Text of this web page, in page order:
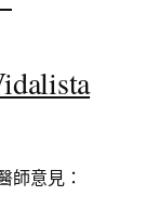
師意見：